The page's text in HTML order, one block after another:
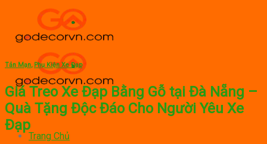
content
Trang Chủ
Tản Mạn, Phụ Kiện Xe Đạp
Giá Treo Xe Đạp Bằng Gỗ tại Đà Nẵng –
Quà Tặng Độc Đáo Cho Người Yêu Xe
Đạp